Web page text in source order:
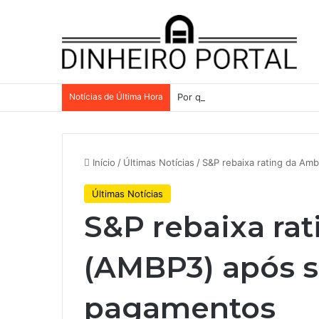
Notícias de Última Hora Por que a Mattel continua
Início / Últimas Notícias / S&P rebaixa rating da
Últimas Notícias
S&P rebaixa
(AMBP3) após
pagamentos